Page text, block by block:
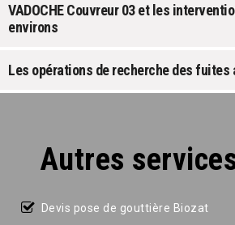
VADOCHE Couvreur 03 et les
environs
Les opérations de recherche des
Autres
Devis pose de gouttière Biozat